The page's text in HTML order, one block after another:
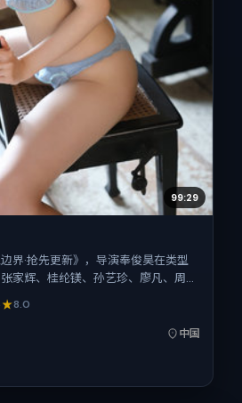
99:29
界·抢先更新》，导演奉俊昊在类型
家辉、桂纶镁、孙艺珍、廖凡、周迅
故事类型为惊悚，主拍摄地与出品背
2017年8月16日（公映登记日 2017-
节奏张弛有度。
8.0
中国